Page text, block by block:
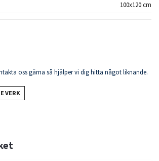
100x120 cm
oss gärna så hjälper vi dig hitta något liknande.
VERK